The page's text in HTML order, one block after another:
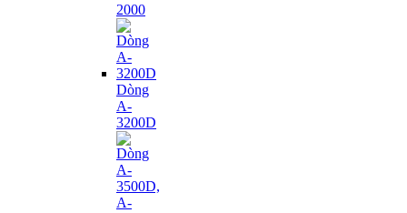
2000
Dòng
A-
3200D